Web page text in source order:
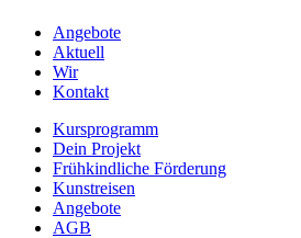
Angebote
Aktuell
Wir
Kontakt
Kursprogramm
Dein Projekt
Frühkindliche Förderung
Kunstreisen
Angebote
AGB